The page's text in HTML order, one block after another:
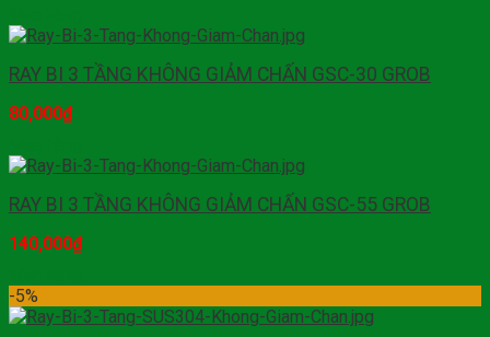
RAY BI 3 TẦNG KHÔNG GIẢM CHẤN GSC-30 GROB
80,000₫
RAY BI 3 TẦNG KHÔNG GIẢM CHẤN GSC-55 GROB
140,000₫
-5%